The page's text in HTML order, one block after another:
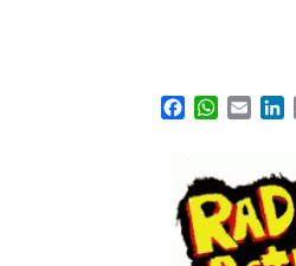
Facebook